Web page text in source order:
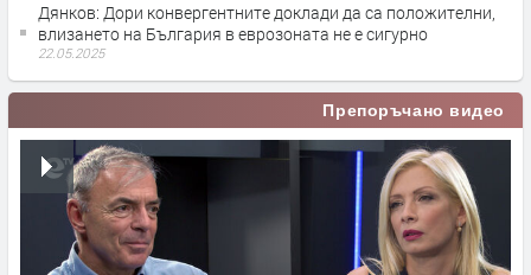
Дянков: Дори конвергентните доклади да са положителни,
влизането на България в еврозоната не е сигурно
22.05.2025
Препоръчано видео